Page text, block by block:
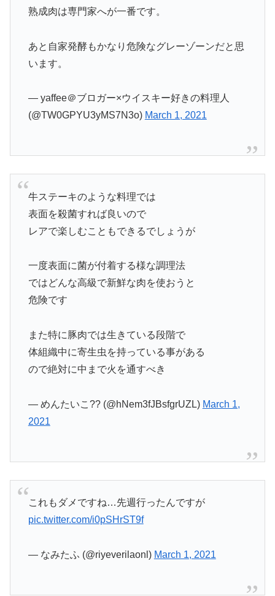
熟成肉は専門家へが一番です。
あと自家発酵もかなり危険なグレーゾーンだと思
います。
— yaffee＠ブロガー×ウイスキー好きの料理人
(@TW0GPYU3yMS7N3o) March 1, 2021
牛ステーキのような料理では
表面を殺菌すれば良いので
レアで楽しむこともできるでしょうが
一度表面に菌が付着する様な調理法
ではどんな高級で新鮮な肉を使おうと
危険です
また特に豚肉では生きている段階で
体組織中に寄生虫を持っている事がある
ので絶対に中まで火を通すべき
— めんたいこ?? (@hNem3fJBsfgrUZL) March 1,
2021
これもダメですね…先週行ったんですが
pic.twitter.com/i0pSHrST9f
— なみたふ (@riyeverilaonl) March 1, 2021